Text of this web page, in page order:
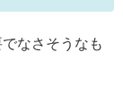
なさそうなも